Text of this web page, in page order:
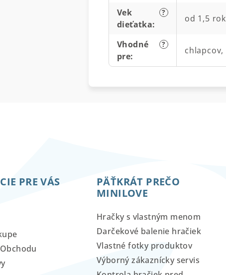
?
Vek
dieťatka:
od 1,5
?
Vhodné
pre:
PRE VÁS
PÄŤKRÁT PREČO
MINILOVE
Hračky s vlastným menom
Darčekové balenie hračiek
Vlastné fotky produktov
Výborný zákaznícky servis